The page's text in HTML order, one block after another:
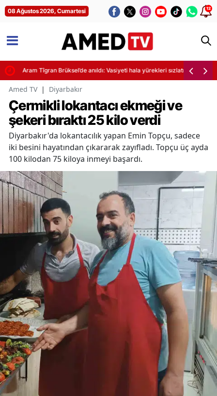
08 Ağustos 2026, Cumartesi 12
Aram Tîgran Brüksel’de anıldı: Vasiyeti hala yürekleri sızlatıyor
Amed TV | Diyarbakır
Çermikli lokantacı ekmeği ve
şekeri bıraktı 25 kilo verdi
Diyarbakır'da lokantacılık yapan Emin Topçu, sadece
iki besini hayatından çıkararak zayıfladı. Topçu üç ayda
100 kilodan 75 kiloya inmeyi başardı.